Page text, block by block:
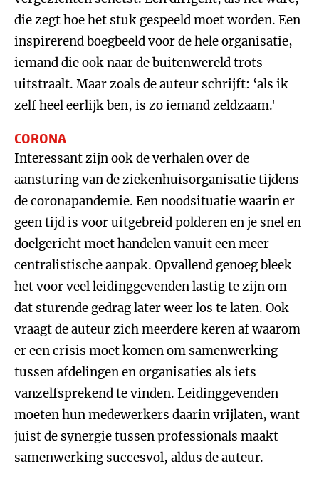
die zegt hoe het stuk gespeeld moet worden. Een
inspirerend boegbeeld voor de hele organisatie,
iemand die ook naar de buitenwereld trots
uitstraalt. Maar zoals de auteur schrijft: ‘als ik
zelf heel eerlijk ben, is zo iemand zeldzaam.'
CORONA
Interessant zijn ook de verhalen over de
aansturing van de ziekenhuisorganisatie tijdens
de coronapandemie. Een noodsituatie waarin er
geen tijd is voor uitgebreid polderen en je snel en
doelgericht moet handelen vanuit een meer
centralistische aanpak. Opvallend genoeg bleek
het voor veel leidinggevenden lastig te zijn om
dat sturende gedrag later weer los te laten. Ook
vraagt de auteur zich meerdere keren af waarom
er een crisis moet komen om samenwerking
tussen afdelingen en organisaties als iets
vanzelfsprekend te vinden. Leidinggevenden
moeten hun medewerkers daarin vrijlaten, want
juist de synergie tussen professionals maakt
samenwerking succesvol, aldus de auteur.